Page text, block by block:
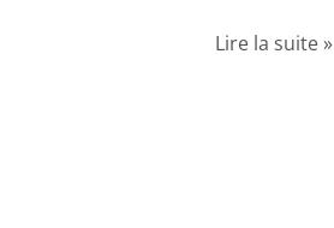
Lire la suite »